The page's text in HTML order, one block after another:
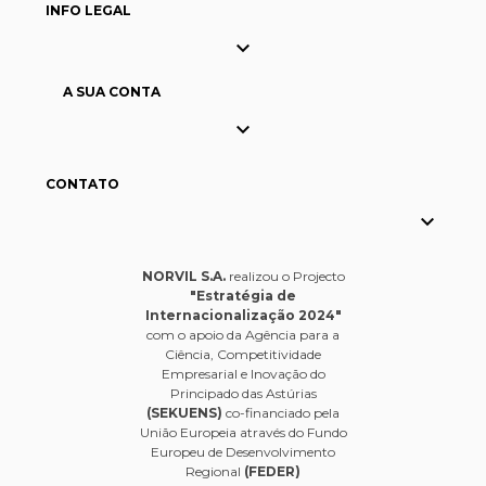
INFO LEGAL

A SUA CONTA

CONTATO

NORVIL S.A.realizou o Projecto
"Estratégia de
Internacionalização 2024"
com o apoio da Agência para a
Ciência, Competitividade
Empresarial e Inovação do
Principado das Astúrias
(SEKUENS) co-financiado pela
União Europeia através do Fundo
Europeu de Desenvolvimento
Regional (FEDER)